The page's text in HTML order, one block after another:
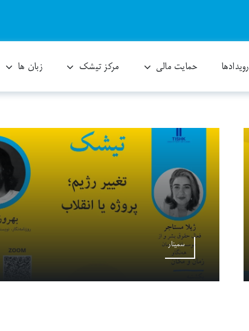
رویدادها حمایت مالی مرکز تیشک زبان ها
سمینار